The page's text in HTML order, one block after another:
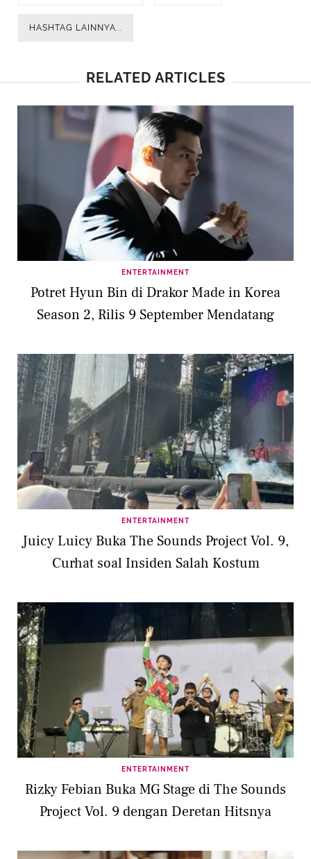
HASHTAG LAINNYA...
RELATED ARTICLES
ENTERTAINMENT
Potret Hyun Bin di Drakor Made in Korea
Season 2, Rilis 9 September Mendatang
ENTERTAINMENT
Juicy Luicy Buka The Sounds Project Vol. 9,
Curhat soal Insiden Salah Kostum
ENTERTAINMENT
Rizky Febian Buka MG Stage di The Sounds
Project Vol. 9 dengan Deretan Hitsnya